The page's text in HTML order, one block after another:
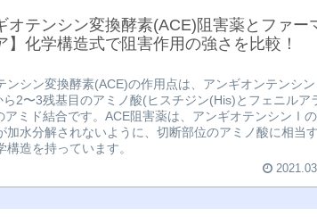
オテンシン変換酵素(ACE)阻害薬とファー
】化学構造式で阻害作用の強さを比較！
ンシン変換酵素(ACE)の作用点は、アンギオンテンシ
ら2〜3残基目のアミノ酸(ヒスチジン(His)とフェニルア
アミド結合です。ACE阻害薬は、アンギオテンシンⅠ
加水分解されないように、切断部位のアミノ酸に相当
構造を持っています。